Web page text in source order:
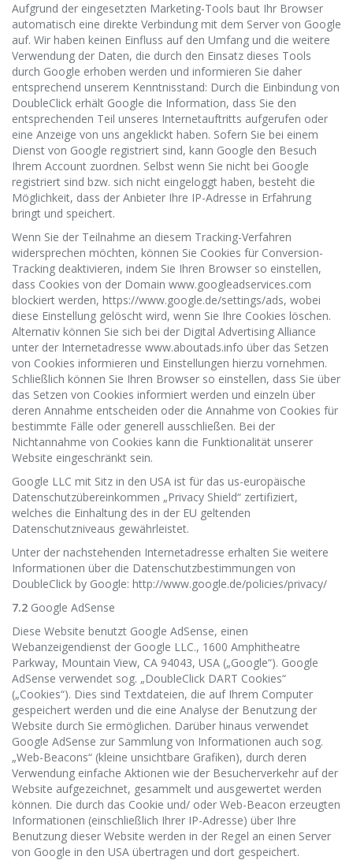
Aufgrund der eingesetzten Marketing-Tools baut Ihr Browser
automatisch eine direkte Verbindung mit dem Server von Google
auf. Wir haben keinen Einfluss auf den Umfang und die weitere
Verwendung der Daten, die durch den Einsatz dieses Tools
durch Google erhoben werden und informieren Sie daher
entsprechend unserem Kenntnisstand: Durch die Einbindung von
DoubleClick erhält Google die Information, dass Sie den
entsprechenden Teil unseres Internetauftritts aufgerufen oder
eine Anzeige von uns angeklickt haben. Sofern Sie bei einem
Dienst von Google registriert sind, kann Google den Besuch
Ihrem Account zuordnen. Selbst wenn Sie nicht bei Google
registriert sind bzw. sich nicht eingeloggt haben, besteht die
Möglichkeit, dass der Anbieter Ihre IP-Adresse in Erfahrung
bringt und speichert.
Wenn Sie der Teilnahme an diesem Tracking-Verfahren
widersprechen möchten, können Sie Cookies für Conversion-
Tracking deaktivieren, indem Sie Ihren Browser so einstellen,
dass Cookies von der Domain www.googleadservices.com
blockiert werden, https://www.google.de/settings/ads, wobei
diese Einstellung gelöscht wird, wenn Sie Ihre Cookies löschen.
Alternativ können Sie sich bei der Digital Advertising Alliance
unter der Internetadresse www.aboutads.info über das Setzen
von Cookies informieren und Einstellungen hierzu vornehmen.
Schließlich können Sie Ihren Browser so einstellen, dass Sie über
das Setzen von Cookies informiert werden und einzeln über
deren Annahme entscheiden oder die Annahme von Cookies für
bestimmte Fälle oder generell ausschließen. Bei der
Nichtannahme von Cookies kann die Funktionalität unserer
Website eingeschränkt sein.
Google LLC mit Sitz in den USA ist für das us-europäische
Datenschutzübereinkommen „Privacy Shield“ zertifiziert,
welches die Einhaltung des in der EU geltenden
Datenschutzniveaus gewährleistet.
Unter der nachstehenden Internetadresse erhalten Sie weitere
Informationen über die Datenschutzbestimmungen von
DoubleClick by Google: http://www.google.de/policies/privacy/
7.2 Google AdSense
Diese Website benutzt Google AdSense, einen
Webanzeigendienst der Google LLC., 1600 Amphitheatre
Parkway, Mountain View, CA 94043, USA („Google“). Google
AdSense verwendet sog. „DoubleClick DART Cookies“
(„Cookies“). Dies sind Textdateien, die auf Ihrem Computer
gespeichert werden und die eine Analyse der Benutzung der
Website durch Sie ermöglichen. Darüber hinaus verwendet
Google AdSense zur Sammlung von Informationen auch sog.
„Web-Beacons“ (kleine unsichtbare Grafiken), durch deren
Verwendung einfache Aktionen wie der Besucherverkehr auf der
Website aufgezeichnet, gesammelt und ausgewertet werden
können. Die durch das Cookie und/ oder Web-Beacon erzeugten
Informationen (einschließlich Ihrer IP-Adresse) über Ihre
Benutzung dieser Website werden in der Regel an einen Server
von Google in den USA übertragen und dort gespeichert.